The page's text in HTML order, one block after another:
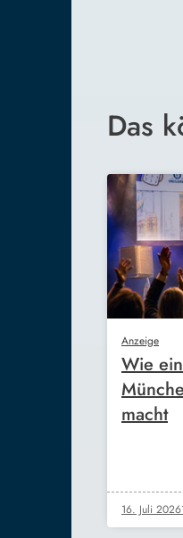
Das
Anzeige
Wie
macht
16. Juli 2026